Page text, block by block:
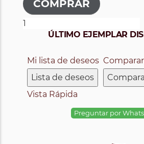
ÚLTIMO EJEMPLAR
Mi lista de deseos
Lista de deseos
Comparar
Vista Rápida
Preguntar por